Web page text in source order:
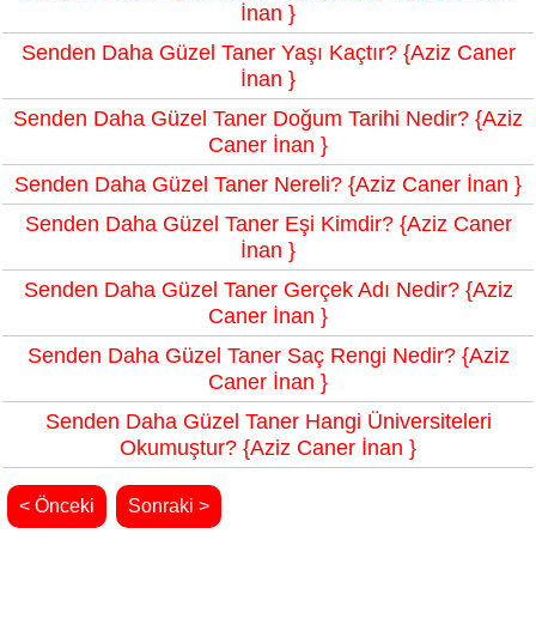
İnan }
Senden Daha Güzel Taner Yaşı Kaçtır? {Aziz Caner
İnan }
Senden Daha Güzel Taner Doğum Tarihi Nedir? {Aziz
Caner İnan }
Senden Daha Güzel Taner Nereli? {Aziz Caner İnan }
Senden Daha Güzel Taner Eşi Kimdir? {Aziz Caner
İnan }
Senden Daha Güzel Taner Gerçek Adı Nedir? {Aziz
Caner İnan }
Senden Daha Güzel Taner Saç Rengi Nedir? {Aziz
Caner İnan }
Senden Daha Güzel Taner Hangi Üniversiteleri
Okumuştur? {Aziz Caner İnan }
< Önceki Sonraki >